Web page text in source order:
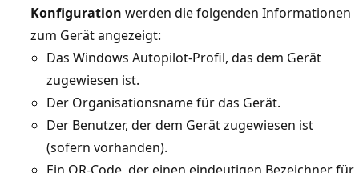
Konfiguration werden die folgenden Informationen
zum Gerät angezeigt:
Das Windows Autopilot-Profil, das dem Gerät
zugewiesen ist.
Der Organisationsname für das Gerät.
Der Benutzer, der dem Gerät zugewiesen ist
(sofern vorhanden).